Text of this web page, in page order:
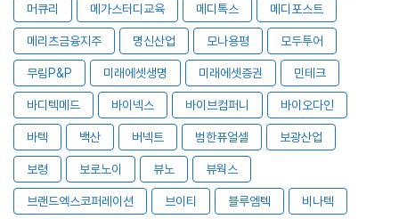
머큐리 메가스터디교육 메디톡스 메디포스트
메리츠금융지주 명신산업 모나용평 모두투어
무림P&P 미래에셋생명 미래에셋증권 민테크
바디텍메드 바이넥스 바이브컴퍼니 바이오다인
바텍 백산 버넥트 범한퓨얼셀 보광산업
보령 보로노이 뷰노 뷰웍스
브랜드엑스코퍼레이션 브이티 블루엠텍 비나텍